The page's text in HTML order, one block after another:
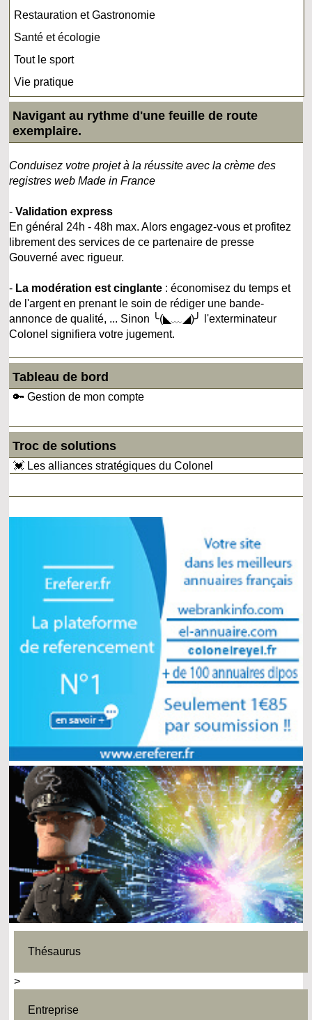
Restauration et Gastronomie
Santé et écologie
Tout le sport
Vie pratique
Navigant au rythme d'une feuille de route
exemplaire.
Conduisez votre projet à la réussite avec la crème des
registres web Made in France
-Validation express
En général 24h - 48h max. Alors engagez-vous et profitez
librement des services de ce partenaire de presse
Gouverné avec rigueur.
- La modération est cinglante : économisez du temps et
de l'argent en prenant le soin de rédiger une bande-
annonce de qualité, ... Sinon ╰(◣﹏◢)╯ l'exterminateur
Colonel signifiera votre jugement.
Tableau de bord
🔑 Gestion de mon compte
Troc de solutions
💓 Les alliances stratégiques du Colonel
Thésaurus
>
Entreprise